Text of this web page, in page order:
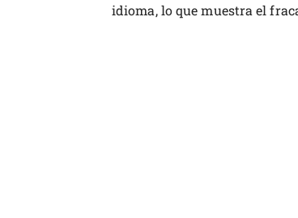
idioma, lo que muestra el